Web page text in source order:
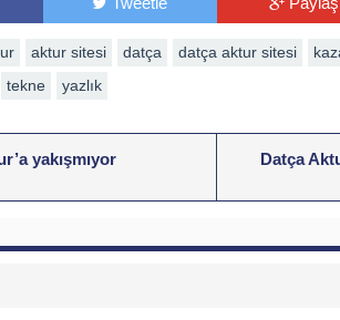
aktur sitesi datça datça aktur sitesi
tekne yazlık
yakışmıyor Datça